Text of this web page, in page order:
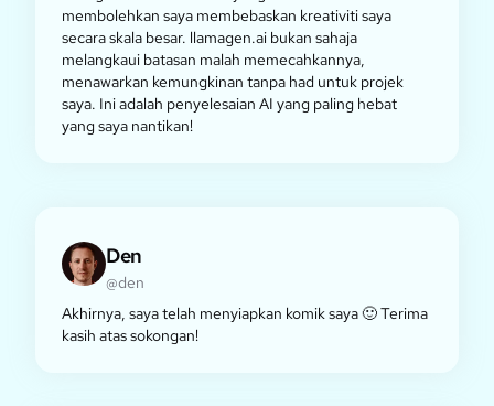
membolehkan saya membebaskan kreativiti saya
secara skala besar. llamagen.ai bukan sahaja
melangkaui batasan malah memecahkannya,
menawarkan kemungkinan tanpa had untuk projek
saya. Ini adalah penyelesaian AI yang paling hebat
yang saya nantikan!
Den
@den
Akhirnya, saya telah menyiapkan komik saya 🙂 Terima
kasih atas sokongan!